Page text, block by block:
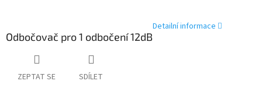
Odbočovač pro 1 odbočení 12dB
Detailní informace
ZEPTAT SE SDÍLET